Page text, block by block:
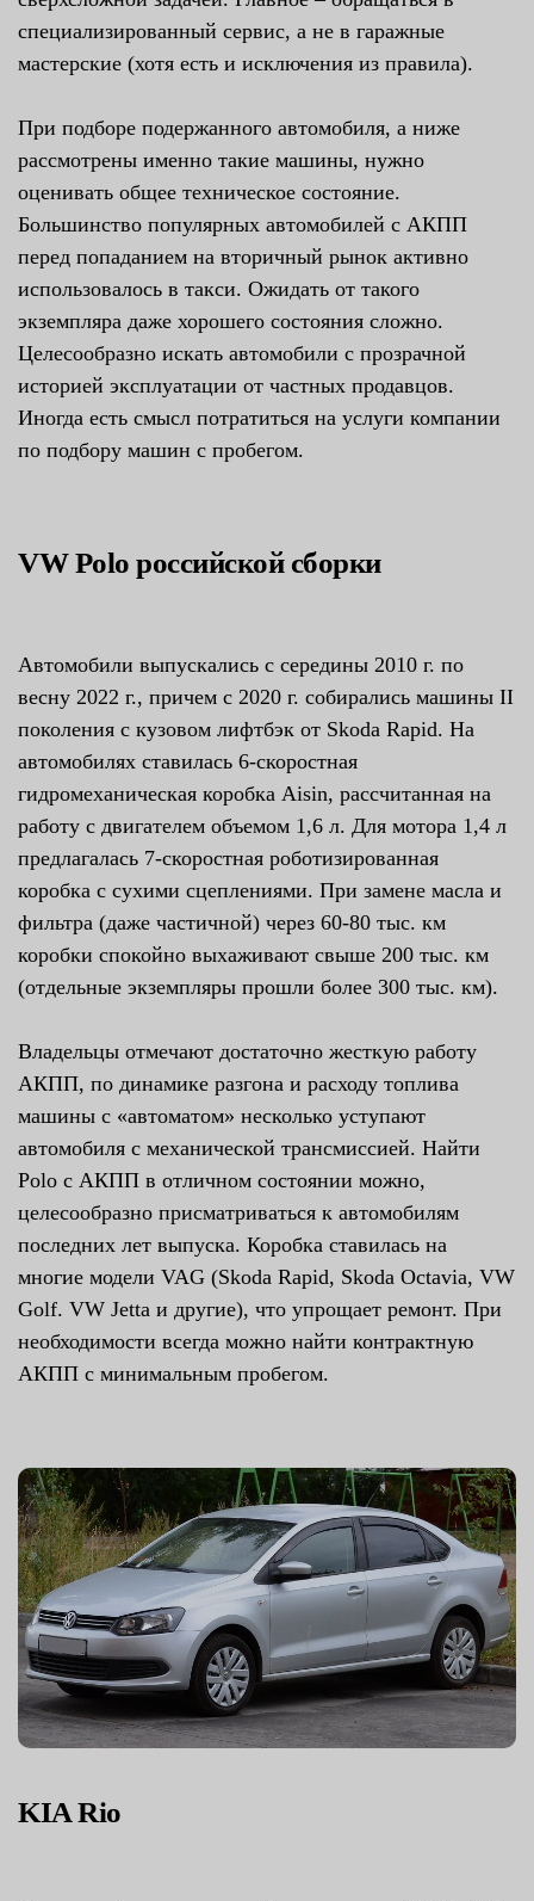
специализированный сервис, а не в гаражные
мастерские (хотя есть и исключения из правила).
При подборе подержанного автомобиля, а ниже
рассмотрены именно такие машины, нужно
оценивать общее техническое состояние.
Большинство популярных автомобилей с АКПП
перед попаданием на вторичный рынок активно
использовалось в такси. Ожидать от такого
экземпляра даже хорошего состояния сложно.
Целесообразно искать автомобили с прозрачной
историей эксплуатации от частных продавцов.
Иногда есть смысл потратиться на услуги компании
по подбору машин с пробегом.
VW Polo российской сборки
Автомобили выпускались с середины 2010 г. по
весну 2022 г., причем с 2020 г. собирались машины II
поколения с кузовом лифтбэк от Skoda Rapid. На
автомобилях ставилась 6-скоростная
гидромеханическая коробка Aisin, рассчитанная на
работу с двигателем объемом 1,6 л. Для мотора 1,4 л
предлагалась 7-скоростная роботизированная
коробка с сухими сцеплениями. При замене масла и
фильтра (даже частичной) через 60-80 тыс. км
коробки спокойно выхаживают свыше 200 тыс. км
(отдельные экземпляры прошли более 300 тыс. км).
Владельцы отмечают достаточно жесткую работу
АКПП, по динамике разгона и расходу топлива
машины с «автоматом» несколько уступают
автомобиля с механической трансмиссией. Найти
Polo с АКПП в отличном состоянии можно,
целесообразно присматриваться к автомобилям
последних лет выпуска. Коробка ставилась на
многие модели VAG (Skoda Rapid, Skoda Octavia, VW
Golf. VW Jetta и другие), что упрощает ремонт. При
необходимости всегда можно найти контрактную
АКПП с минимальным пробегом.
KIA Rio